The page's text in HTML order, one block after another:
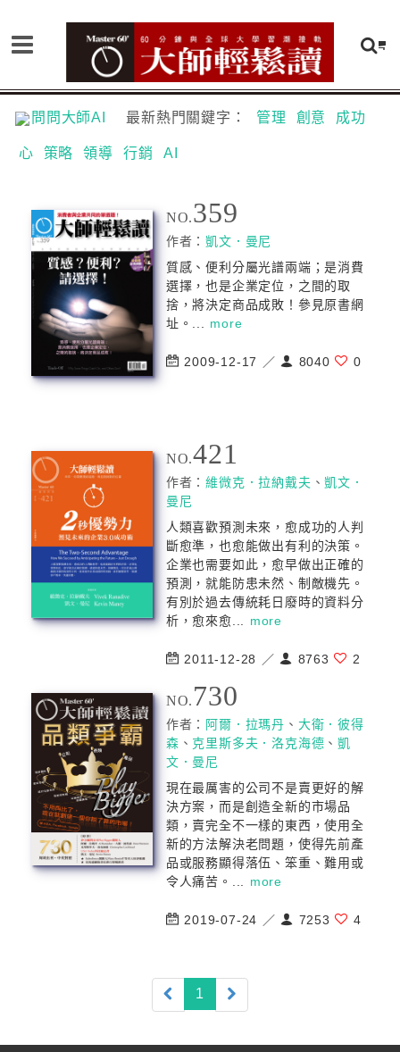
問問大師AI 最新熱門關鍵字： 管理 創意 成功
心 策略 領導 行銷 AI
NO.359
作者：凱文．曼尼
質感、便利分屬光譜兩端；是消費
選擇，也是企業定位，之間的取
捨，將決定商品成敗！參見原書網
址。... more
2009-12-17 ／ 8040 0
NO.421
作者：維微克．拉納戴夫 、凱文．
曼尼
人類喜歡預測未來，愈成功的人判
斷愈準，也愈能做出有利的決策。
企業也需要如此，愈早做出正確的
預測，就能防患未然、制敵機先。
有別於過去傳統耗日廢時的資料分
析，愈來愈... more
2011-12-28 ／ 8763 2
NO. 730
作者： 阿爾．拉瑪丹 、 大衛．彼得
森 、 克里斯多夫．洛克海德 、凱
文．曼尼
現在最厲害的公司不是賣更好的解
決方案，而是創造全新的市場品
類，賣完全不一樣的東西，使用全
新的方法解決老問題，使得先前產
品或服務顯得落伍、笨重、難用或
令人痛苦。... more
2019-07-24 ／ 7253 4
1 (current)